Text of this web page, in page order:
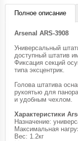
Полное описание
Arsenal ARS-3908
Универсальный
доступный штатив
Фиксация секций
типа эксцентрик.
Голова штатива
рукоятью для
и удобным чехлом.
Характеристики
Назначение:
Максимальная
Вес: 1.2кг